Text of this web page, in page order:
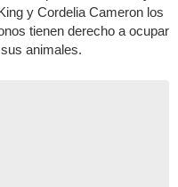
y Cordelia Cameron los
tienen derecho a ocupar
animales.